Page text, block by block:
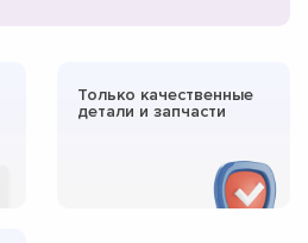
Только качественные
детали и запчасти